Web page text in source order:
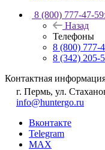
8 (800) 777-47-59
Назад
Телефоны
8 (800) 777-
8 (342) 205-
Контактная
г. Пермь, ул.
info@huntergo.ru
Вконтакте
Telegram
MAX